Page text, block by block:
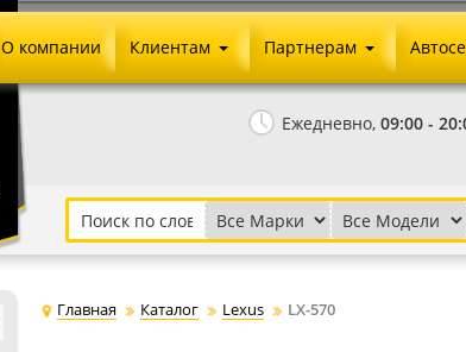
Ежедневно, 09:00 -
О компании Клиентам
Как сделать заказ
Установка на авто
Письмо директору
Партнерам
Агентское
Скачать прайс
Главная Каталог Lexus LX-570